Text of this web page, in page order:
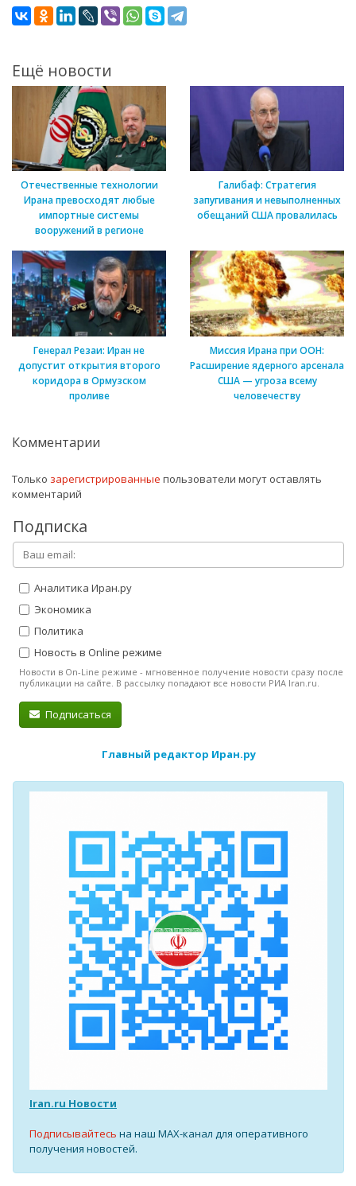
Ещё новости
Отечественные технологии
Ирана превосходят любые
импортные системы
вооружений в регионе
Галибаф: Стратегия
запугивания и невыполненных
обещаний США провалилась
Генерал Резаи: Иран не
допустит открытия второго
коридора в Ормузском
проливе
Миссия Ирана при ООН:
Расширение ядерного арсенала
США — угроза всему
человечеству
Комментарии
Только зарегистрированные пользователи могут оставлять
комментарий
Подписка
Аналитика Иран.ру
Экономика
Политика
Новость в Online режиме
Новости в On-Line режиме - мгновенное получение новости сразу после
публикации на сайте. В рассылку попадают все новости РИА Iran.ru.
Подписаться
Главный редактор Иран.ру
Iran.ru Новости
Подписывайтесь на наш MAX-канал для оперативного
получения новостей.